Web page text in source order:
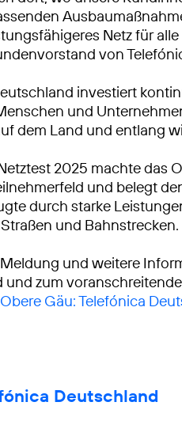
Netz für
von
investiert
und
dem Land und entlang
2025 machte das O
und belegt
durch starke
und Bahnstrecken.
und weitere
und zum
Gäu: Telefónica
Deutschland